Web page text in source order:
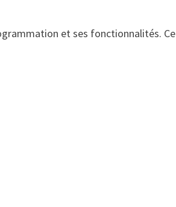
et ses fonctionnalités. Ce